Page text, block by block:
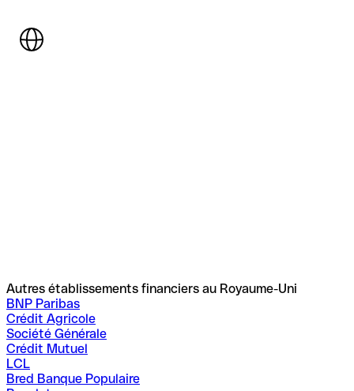
Autres établissements financiers au Royaume-Uni
BNP Paribas
Crédit Agricole
Société Générale
Crédit Mutuel
LCL
Bred Banque Populaire